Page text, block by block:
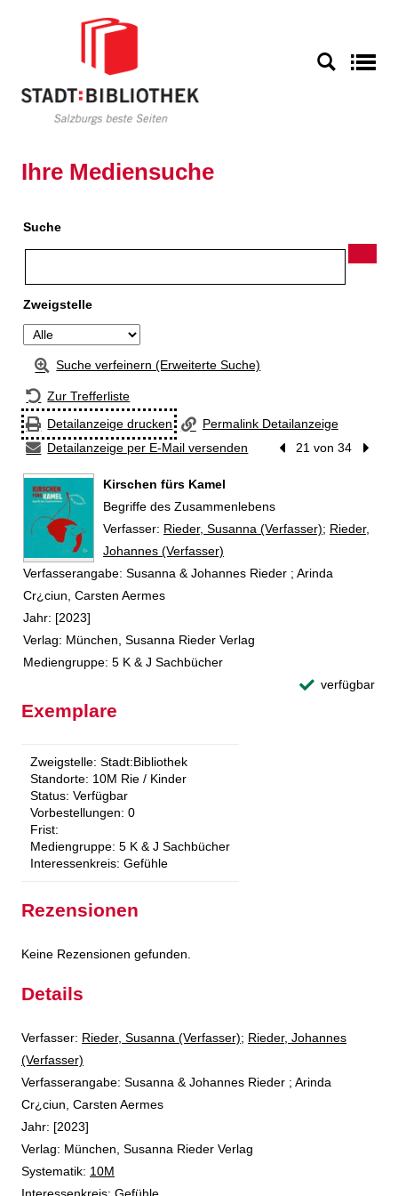
Ihre Mediensuche
Suche
Zweigstelle
Suche verfeinern (Erweiterte Suche)
Zur Trefferliste
Detailanzeige drucken
Permalink Detailanzeige
Detailanzeige per E-Mail versenden
Vorheriger Treffer
21 von 34
Kirschen fürs Kamel
Begriffe des Zusammenlebens
Verfasser: Suche nach diesem Verfasser
Rieder, Susanna (Verfasser); Rieder,
Johannes (Verfasser)
Verfasserangabe: Susanna & Johannes Rieder ; Arinda
Cr¿ciun, Carsten Aermes
Jahr: [2023]
Verlag: München, Susanna Rieder Verlag
Mediengruppe: 5 K & J Sachbücher
verfügbar
Exemplare
Zweigstelle: Stadt:Bibliothek
Standorte: 10M Rie / Kinder
Status: Verfügbar
Vorbestellungen: 0
Frist:
Mediengruppe: 5 K & J Sachbücher
Interessenkreis: Gefühle
Rezensionen
Keine Rezensionen gefunden.
Details
Verfasser: Suche nach diesem Verfasser
Rieder, Susanna (Verfasser); Rieder, Johannes
(Verfasser)
Verfasserangabe: Susanna & Johannes Rieder ; Arinda
Cr¿ciun, Carsten Aermes
Jahr: [2023]
Verlag: München, Susanna Rieder Verlag
opens in new tab
Diesen Link in neuem Tab öffnen
Systematik: Suche nach dieser Systematik
10M